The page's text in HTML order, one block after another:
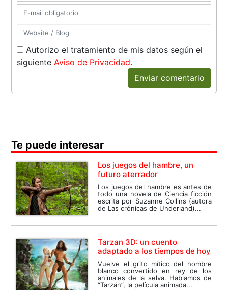
Autorizo el tratamiento de mis datos según el
siguienteAviso de Privacidad.
Enviar comentario
Te puede interesar
Los juegos del hambre, un
futuro aterrador
Los juegos del hambre es antes de
todo una novela de Ciencia ficción
escrita por Suzanne Collins (autora
de Las crónicas de Underland)...
Tarzan 3D: un cuento
adaptado a los tiempos de hoy
Vuelve el grito mítico del hombre
blanco convertido en rey de los
animales de la selva. Hablamos de
“Tarzán”, la película animada...